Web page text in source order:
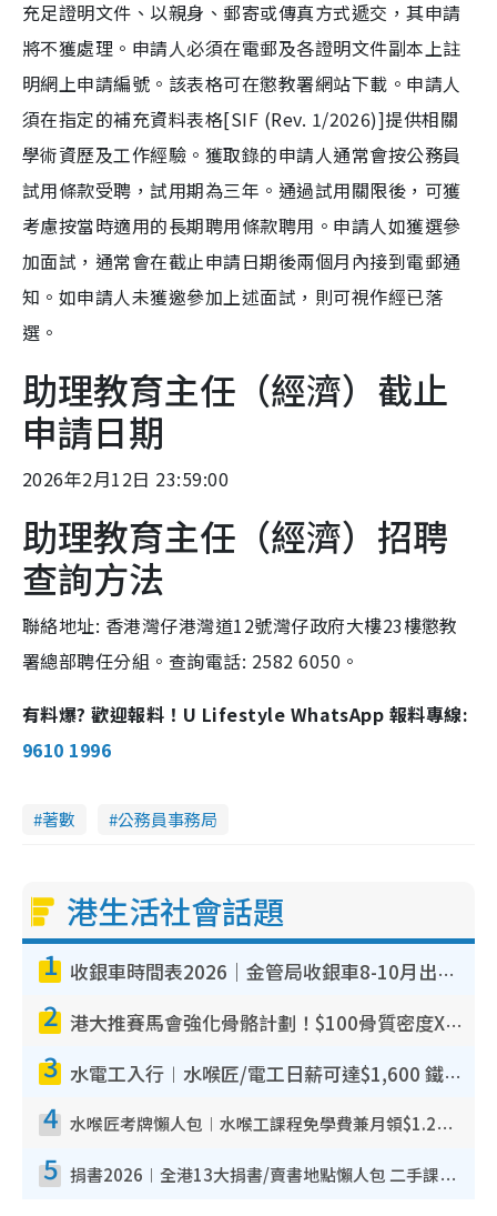
充足證明文件、以親身、郵寄或傳真方式遞交，其申請
將不獲處理。申請人必須在電郵及各證明文件副本上註
明網上申請編號。該表格可在懲教署網站下載。申請人
須在指定的補充資料表格[SIF (Rev. 1/2026)]提供相關
學術資歷及工作經驗。獲取錄的申請人通常會按公務員
試用條款受聘，試用期為三年。通過試用關限後，可獲
考慮按當時適用的長期聘用條款聘用。申請人如獲選參
加面試，通常會在截止申請日期後兩個月內接到電郵通
知。如申請人未獲邀參加上述面試，則可視作經已落
選。
助理教育主任（經濟）截止
申請日期
2026年2月12日 23:59:00
助理教育主任（經濟）招聘
查詢方法
聯絡地址: 香港灣仔港灣道12號灣仔政府大樓23樓懲教
署總部聘任分組。查詢電話: 2582 6050。
有料爆? 歡迎報料！U Lifestyle WhatsApp 報料專線:
9610 1996
著數 公務員事務局
港生活社會話題
1 收銀車時間表2026｜金管局收銀車8-10月出沒地點+時間！無須手續費！硬幣免費轉現鈔或增值至八達通
2 港大推賽馬會強化骨骼計劃！$100骨質密度X光檢查 完成免費運動訓練送超市禮券！附參加資格
3 水電工入行︱水喉匠/電工日薪可達$1,600 鐵飯碗職業難被AI取代！附薪酬參考＋入行考牌途徑
4 水喉匠考牌懶人包︱水喉工課程免學費兼月領$1.2萬津貼 即睇水喉匠考牌4階段＋入行課程建議
5 捐書2026︱全港13大捐書/賣書地點懶人包 二手課本最高$150＋舊書換免費咖啡/戲票